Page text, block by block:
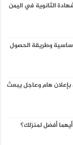
الثانوية في اليمن
وطريقة الحصول
هام وعاجل يبعث
أفضل لمنزلك؟